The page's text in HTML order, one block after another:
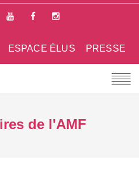
PRESSE
ESPACE ÉLUS
de l'AMF